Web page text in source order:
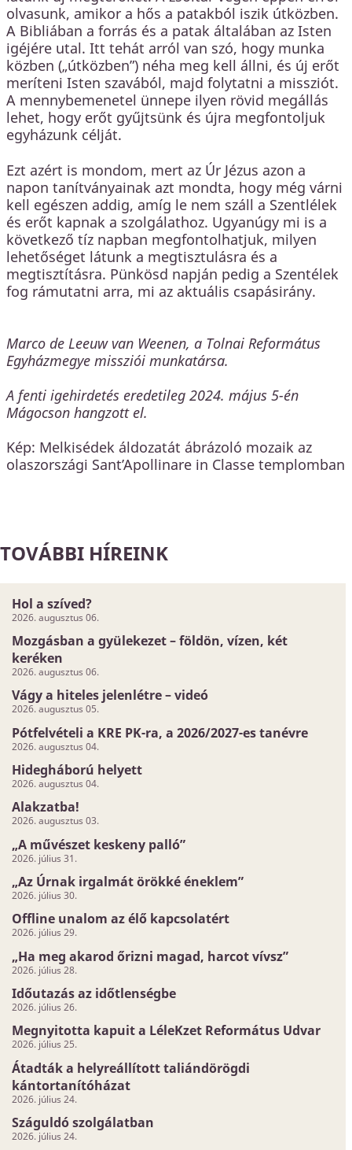
olvasunk, amikor a hős a patakból iszik útközben.
A Bibliában a forrás és a patak általában az Isten
igéjére utal. Itt tehát arról van szó, hogy munka
közben („útközben”) néha meg kell állni, és új erőt
meríteni Isten szavából, majd folytatni a missziót.
A mennybemenetel ünnepe ilyen rövid megállás
lehet, hogy erőt gyűjtsünk és újra megfontoljuk
egyházunk célját.
Ezt azért is mondom, mert az Úr Jézus azon a
napon tanítványainak azt mondta, hogy még várni
kell egészen addig, amíg le nem száll a Szentlélek
és erőt kapnak a szolgálathoz. Ugyanúgy mi is a
következő tíz napban megfontolhatjuk, milyen
lehetőséget látunk a megtisztulásra és a
megtisztításra. Pünkösd napján pedig a Szentélek
fog rámutatni arra, mi az aktuális csapásirány.
Marco de Leeuw van Weenen, a Tolnai Református
Egyházmegye missziói munkatársa.
A fenti igehirdetés eredetileg 2024. május 5-én
Mágocson hangzott el.
Kép: Melkisédek áldozatát ábrázoló mozaik az
olaszországi Sant’Apollinare in Classe templomban
TOVÁBBI HÍREINK
Hol a szíved?
2026. augusztus 06.
Mozgásban a gyülekezet – földön, vízen, két
keréken
2026. augusztus 06.
Vágy a hiteles jelenlétre – videó
2026. augusztus 05.
Pótfelvételi a KRE PK-ra, a 2026/2027-es tanévre
2026. augusztus 04.
Hidegháború helyett
2026. augusztus 04.
Alakzatba!
2026. augusztus 03.
„A művészet keskeny palló”
2026. július 31.
„Az Úrnak irgalmát örökké éneklem”
2026. július 30.
Offline unalom az élő kapcsolatért
2026. július 29.
„Ha meg akarod őrizni magad, harcot vívsz”
2026. július 28.
Időutazás az időtlenségbe
2026. július 26.
Megnyitotta kapuit a LéleKzet Református Udvar
2026. július 25.
Átadták a helyreállított taliándörögdi
kántortanítóházat
2026. július 24.
Száguldó szolgálatban
2026. július 24.